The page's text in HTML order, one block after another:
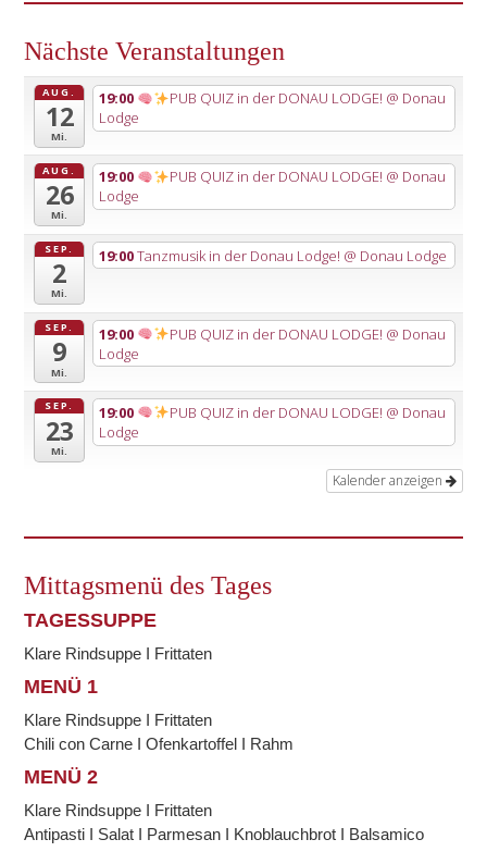
Nächste Veranstaltungen
AUG.
12
Mi.
19:00 PUB QUIZ in der DONAU LODGE! @ Donau
Lodge
AUG.
26
Mi.
19:00 PUB QUIZ in der DONAU LODGE! @ Donau
Lodge
SEP.
2
Mi.
19:00Tanzmusik in der Donau Lodge! @ Donau Lodge
SEP.
9
Mi.
19:00 PUB QUIZ in der DONAU LODGE! @ Donau
Lodge
SEP.
23
Mi.
19:00 PUB QUIZ in der DONAU LODGE! @ Donau
Lodge
Kalender anzeigen
Mittagsmenü des Tages
TAGESSUPPE
Klare Rindsuppe I Frittaten
MENÜ 1
Klare Rindsuppe I Frittaten
Chili con Carne I Ofenkartoffel I Rahm
MENÜ 2
Klare Rindsuppe I Frittaten
Antipasti I Salat I Parmesan I Knoblauchbrot I Balsamico